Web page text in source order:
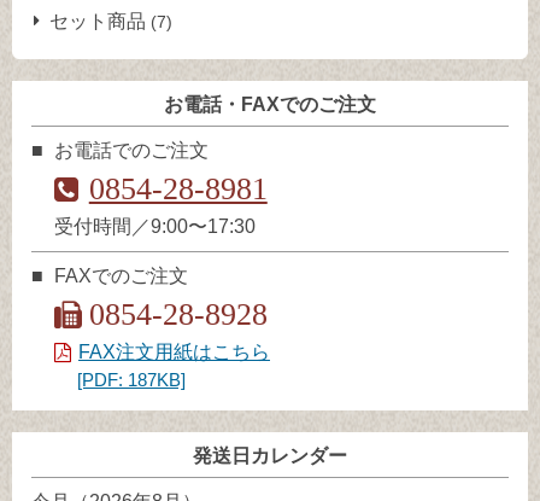
セット商品 (7)
お電話・FAXでのご注文
お電話でのご注文
0854-28-8981
受付時間／9:00〜17:30
FAXでのご注文
0854-28-8928
FAX注文用紙はこちら
[PDF: 187KB]
発送日カレンダー